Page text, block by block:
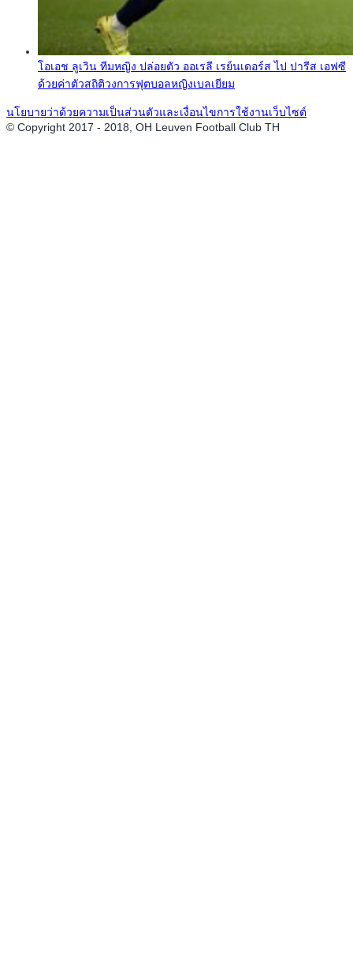
โอเอช ลูเวิน ทีมหญิง ปล่อยตัว ออเรลี เรย์นเดอร์ส ไป ปารีส เอฟซี
ด้วยค่าตัวสถิติวงการฟุตบอลหญิงเบลเยียม
นโยบายว่าด้วยความเป็นส่วนตัวและเงื่อนไขการใช้งานเว็บไซต์
© Copyright 2017 - 2018, OH Leuven Football Club TH